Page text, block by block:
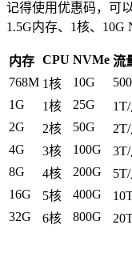
记得使用优惠码，可
1.5G内存、1核、10G
内存 CPU NVMe 流
768M 1核 10G
1G
1核 25G 1T/
2G
2核 50G 2T/
4G
3核 100G 3T/
8G
4核 200G 5T/
16G
5核 400G
32G
6核 800G